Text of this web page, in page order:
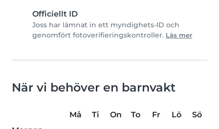
Officiellt ID
Joss har lämnat in ett myndighets-ID och
genomfört fotoverifieringskontroller. Läs mer
När vi behöver en barnvakt
Må Ti On To Fr Lö
Sö